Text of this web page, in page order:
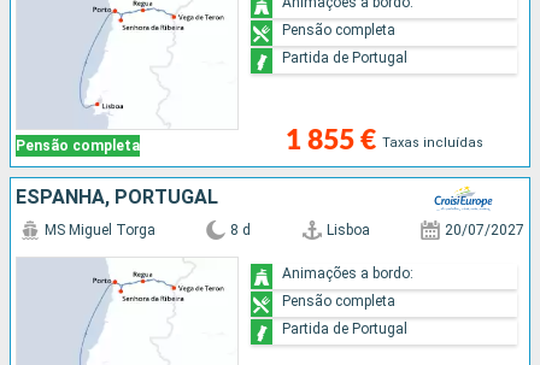
Pensão completa 1 855 € Taxas incluídas
Pensão completa
Partida de Portugal
ESPANHA, PORTUGAL
MS Miguel Torga 8 d Lisboa 20/07/2027
Animações a bordo:
Pensão completa
Partida de Portugal